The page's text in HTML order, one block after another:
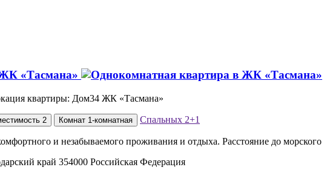
«Тасмана»
квартиры: Дом34 ЖК «Тасмана»
2 Комнат 1-комнатная Спальных 2+1
и незабываемого проживания и отдыха. Расстояние до морского
край 354000 Российская Федерация